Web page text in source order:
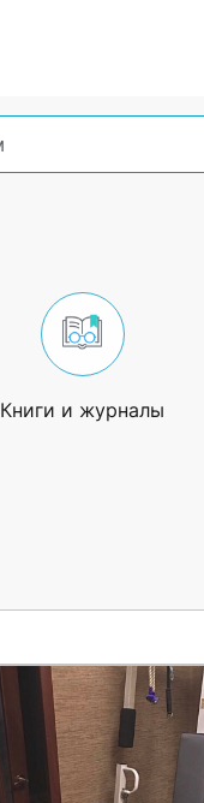
Книги и журналы